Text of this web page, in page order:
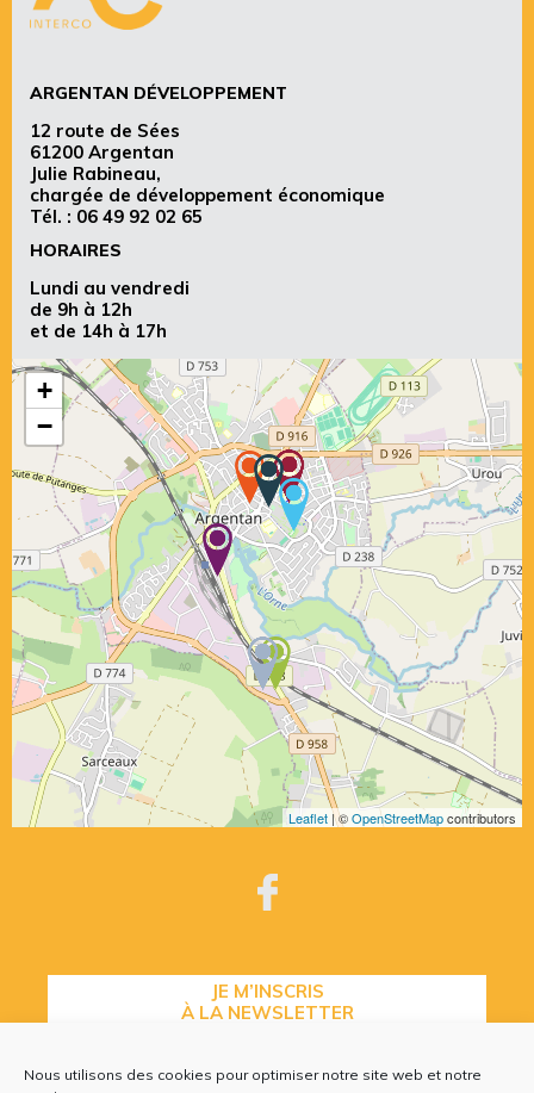
Nous utilisons des cookies pour optimiser notre site web et notre
ARGENTAN DÉVELOPPEMENT
12 route de Sées
61200 Argentan
Julie Rabineau,
chargée de développement économique
Tél. : 06 49 92 02 65
HORAIRES
Lundi au vendredi
de 9h à 12h
et de 14h à 17h
+
−
Leaflet | ©OpenStreetMapcontributors
JE M’INSCRIS
À LA NEWSLETTER